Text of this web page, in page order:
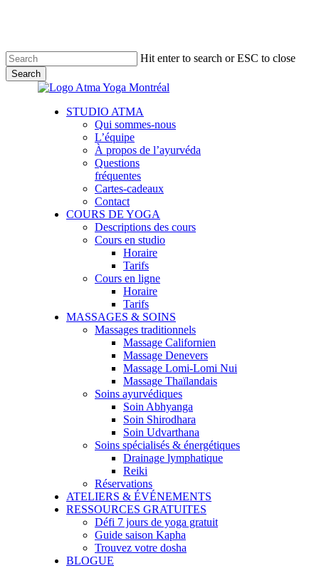
content
Hit enter to search or ESC to close
Search
Menu
STUDIO ATMA
Qui sommes-nous
L’équipe
À propos de l’ayurvéda
Questions
fréquentes
Cartes-cadeaux
Contact
COURS DE YOGA
Descriptions des cours
Cours en studio
Horaire
Tarifs
Cours en ligne
Horaire
Tarifs
MASSAGES & SOINS
Massages traditionnels
Massage Californien
Massage Denevers
Massage Lomi-Lomi Nui
Massage Thaïlandais
Soins ayurvédiques
Soin Abhyanga
Soin Shirodhara
Soin Udvarthana
Soins spécialisés & énergétiques
Drainage lymphatique
Reiki
Réservations
ATELIERS & ÉVÉNEMENTS
RESSOURCES GRATUITES
Défi 7 jours de yoga gratuit
Guide saison Kapha
Trouvez votre dosha
BLOGUE